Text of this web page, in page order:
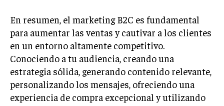
buscando en cada página la estrategia de sus personajes.
Aparece en periódicos digitales y domina los buscadores,
Infórmate aquí.
En resumen, el marketing B2C es fundamental
para aumentar las ventas y cautivar a los clientes
en un entorno altamente competitivo.
Conociendo a tu audiencia, creando una
estrategia sólida, generando contenido relevante,
personalizando los mensajes, ofreciendo una
experiencia de compra excepcional y utilizando